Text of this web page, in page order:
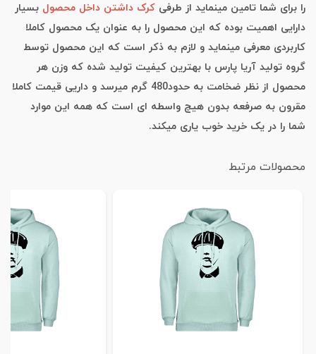
را برای شما تامین مینماید از طرفی کرک داشتن داخل محصول بسیار
دارایی اهمیت بوده که این محصول را به عنوان یک محصول کاملا
کاربردی معرفی مینماید و لازم به ذکر است که این محصول توسط
گروه تولید آریا پارس با بهترین کیفیت تولید شده که وزن هر
محصول از نظر ضخامت به حدود480 گرم میرسد و داریی قیمت کاملا
مقرون به صرفعه بدون هیچ واسطه ای است که همه این موارد
شما را در یک خرید خوب یاری میکند.
محصولات مرتبط